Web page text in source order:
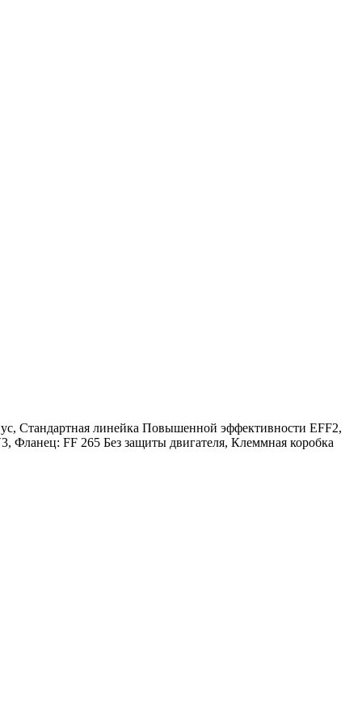
Стандартная линейка Повышенной эффективности EFF2,
FF 265 Без защиты двигателя, Клеммная коробка